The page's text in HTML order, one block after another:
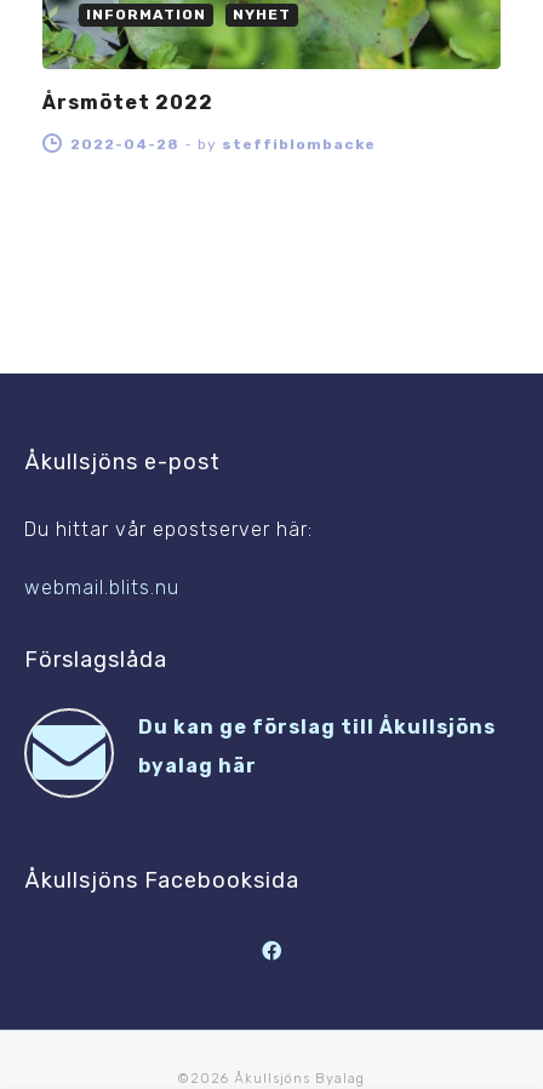
INFORMATION NYHET
Årsmötet 2022
2022-04-28 - by steffiblombacke
Åkullsjöns e-post
Du hittar vår epostserver här:
webmail.blits.nu
Förslagslåda
Du kan ge förslag till Åkullsjöns
byalag här
Åkullsjöns Facebooksida
©2026 Åkullsjöns Byalag